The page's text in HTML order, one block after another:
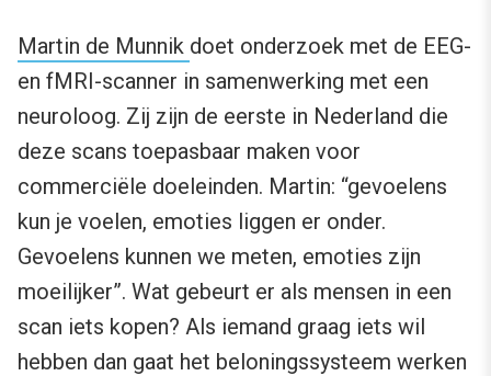
Martin de Munnik doet onderzoek met de EEG-
en fMRI-scanner in samenwerking met een
neuroloog. Zij zijn de eerste in Nederland die
deze scans toepasbaar maken voor
commerciële doeleinden. Martin: “gevoelens
kun je voelen, emoties liggen er onder.
Gevoelens kunnen we meten, emoties zijn
moeilijker”. Wat gebeurt er als mensen in een
scan iets kopen? Als iemand graag iets wil
hebben dan gaat het beloningssysteem werken